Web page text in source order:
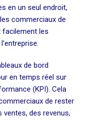
en un seul endroit,
commerciaux de
facilement les
de bord
en temps réel sur
(KPI). Cela
de rester
des revenus,